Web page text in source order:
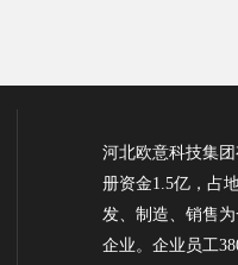
河北欧意科技集
册资金1.5亿，占
发、制造、销售
企业。企业员工